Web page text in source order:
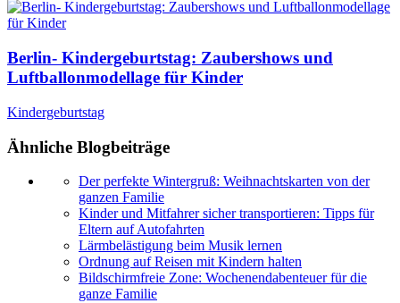
Berlin- Kindergeburtstag: Zaubershows und
Luftballonmodellage für Kinder
Kindergeburtstag
Ähnliche Blogbeiträge
Der perfekte Wintergruß: Weihnachtskarten von der
ganzen Familie
Kinder und Mitfahrer sicher transportieren: Tipps für
Eltern auf Autofahrten
Lärmbelästigung beim Musik lernen
Ordnung auf Reisen mit Kindern halten
Bildschirmfreie Zone: Wochenendabenteuer für die
ganze Familie